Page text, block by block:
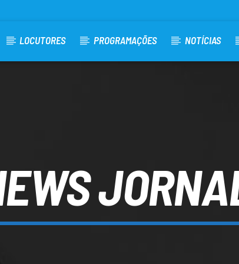
LOCUTORES PROGRAMAÇÕES NOTÍCIAS